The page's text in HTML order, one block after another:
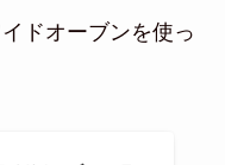
ドオーブンを使っ